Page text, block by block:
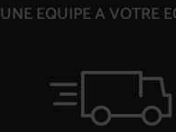
UNE EQUIPE A VOTRE